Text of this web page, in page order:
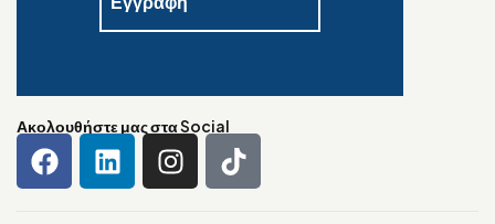
Ακολουθήστε μας στα Social